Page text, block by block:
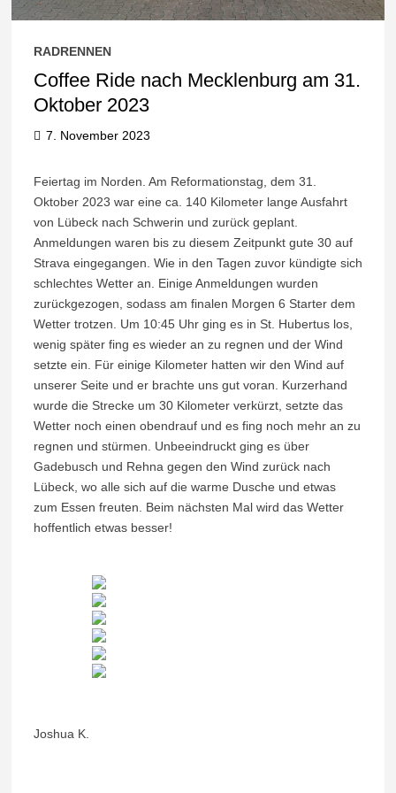
RADRENNEN
Coffee Ride nach Mecklenburg am 31.
Oktober 2023
7. November 2023
Feiertag im Norden. Am Reformationstag, dem 31.
Oktober 2023 war eine ca. 140 Kilometer lange Ausfahrt
von Lübeck nach Schwerin und zurück geplant.
Anmeldungen waren bis zu diesem Zeitpunkt gute 30 auf
Strava eingegangen. Wie in den Tagen zuvor kündigte sich
schlechtes Wetter an. Einige Anmeldungen wurden
zurückgezogen, sodass am finalen Morgen 6 Starter dem
Wetter trotzen. Um 10:45 Uhr ging es in St. Hubertus los,
wenig später fing es wieder an zu regnen und der Wind
setzte ein. Für einige Kilometer hatten wir den Wind auf
unserer Seite und er brachte uns gut voran. Kurzerhand
wurde die Strecke um 30 Kilometer verkürzt, setzte das
Wetter noch einen obendrauf und es fing noch mehr an zu
regnen und stürmen. Unbeeindruckt ging es über
Gadebusch und Rehna gegen den Wind zurück nach
Lübeck, wo alle sich auf die warme Dusche und etwas
zum Essen freuten. Beim nächsten Mal wird das Wetter
hoffentlich etwas besser!
Joshua K.